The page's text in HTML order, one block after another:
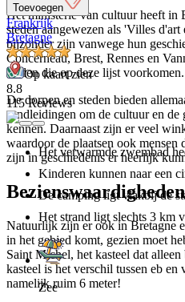
Het ministerie van cultuur heeft in
steden aangewezen als 'Villes
bijzonder zijn vanwege hun
Concerneau, Brest, Rennes en
steden die op deze lijst voorkomen.
De dorpen en steden bieden
rondleidingen om de cultuur en de
kennen. Daarnaast zijn er veel
waardoor de plaatsen ook mensen
zijn in geschiedenis er heerlijk
Natuurlijk zijn er ook in Bretagne
in het gebied komt, gezien moet
Saint Michel, het kasteel dat
kasteel is het verschil tussen eb
namelijk ruim 6 meter!
Toevoegen
Frankrijk
Bretagne
Op kaart zien
8.8
115 Reviews
Het verwarmde zwembad
Kinderen kunnen naar een
De camping ligt vlakbij de
Het strand ligt slechts 3 km
Zee